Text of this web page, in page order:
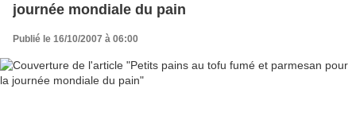
journée mondiale du pain
Publié le 16/10/2007 à 06:00